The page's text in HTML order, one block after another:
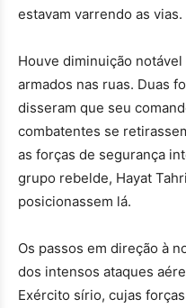
estavam varrendo as vias.
Houve diminuição
armados nas ruas. Duas
disseram que seu
combatentes se
as forças de segurança
grupo rebelde, Hayat
posicionassem lá.
Os passos em direção à
dos intensos ataques
Exército sírio, cujas